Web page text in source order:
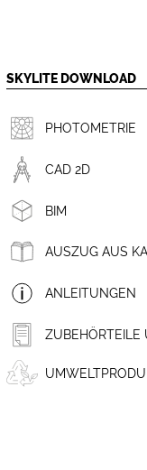
SKYLITE DOWNLOAD
PHOTOMETRIE
CAD 2D
BIM
AUSZUG AUS
ANLEITUNGEN
ZUBEHÖRTEILE